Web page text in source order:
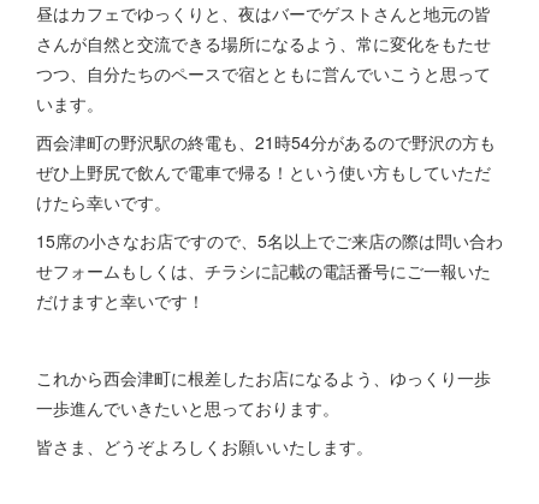
昼はカフェでゆっくりと、夜はバーでゲストさんと地元の皆
さんが自然と交流できる場所になるよう、常に変化をもたせ
つつ、自分たちのペースで宿とともに営んでいこうと思って
います。
西会津町の野沢駅の終電も、21時54分があるので野沢の方も
ぜひ上野尻で飲んで電車で帰る！という使い方もしていただ
けたら幸いです。
15席の小さなお店ですので、5名以上でご来店の際は問い合わ
せフォームもしくは、チラシに記載の電話番号にご一報いた
だけますと幸いです！
これから西会津町に根差したお店になるよう、ゆっくり一歩
一歩進んでいきたいと思っております。
皆さま、どうぞよろしくお願いいたします。